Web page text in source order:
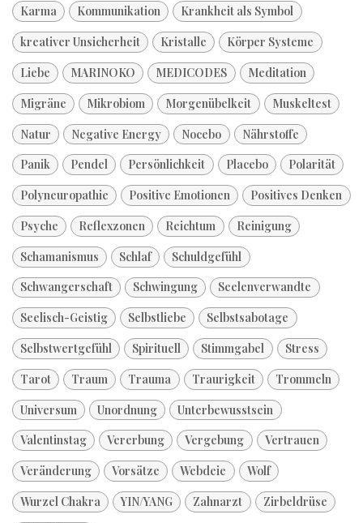
Karma
Kommunikation
Krankheit als Symbol
kreativer Unsicherheit
Kristalle
Körper Systeme
Liebe
MARINOKO MEDICODES
Meditation
Migräne
Mikrobiom Morgenübelkeit
Muskeltest
Natur
Negative Energy Nocebo
Nährstoffe
Panik
Pendel Persönlichkeit Placebo
Polarität
Polyneuropathie
Positive Emotionen
Positives Denken
Psyche
Reflexzonen Reichtum
Reinigung
Schamanismus
Schlaf
Schuldgefühl
Schwangerschaft
Schwingung
Seelenverwandte
Seelisch-Geistig
Selbstliebe
Selbstsabotage
Selbstwertgefühl
Spirituell Stimmgabel
Stress
Tarot
Traum Trauma Traurigkeit
Trommeln
Universum
Unordnung
Unterbewusstsein
Valentinstag
Vererbung Vergebung
Vertrauen
Veränderung
Vorsätze Webdeie
Wolf
Wurzel Chakra
YIN/YANG Zahnarzt
Zirbeldrüse